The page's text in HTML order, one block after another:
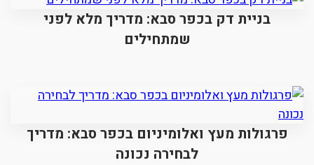
בניית דק בכפר סבא: מדריך מלא לפני
שמתחילים
פרגולות מעץ ואלומיניום בכפר סבא: מדריך
לבחירה נכונה